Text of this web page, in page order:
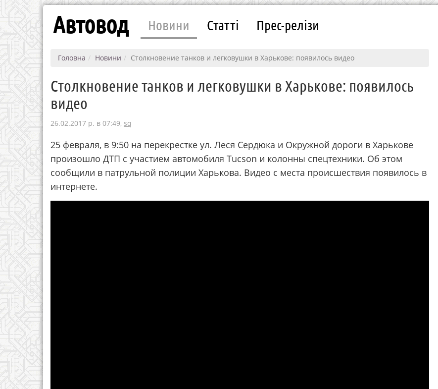
Автовод Новини Статті Прес-релізи
Головна Новини Столкновение танков и легковушки в Харькове: появилось видео
Столкновение танков и легковушки в Харькове: появилось
видео
26.02.2017 р. в 07:49, sq
25 февраля, в 9:50 на перекрестке ул. Леся Сердюка и Окружной дороги в Харькове
произошло ДТП с участием автомобиля Tucson и колонны спецтехники. Об этом
сообщили в патрульной полиции Харькова. Видео с места происшествия появилось в
интернете.